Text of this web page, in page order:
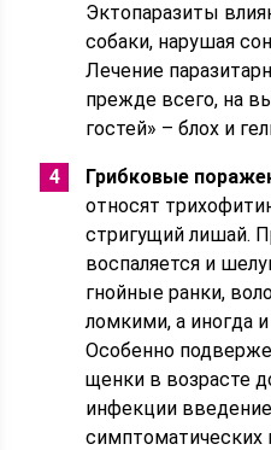
Эктопаразиты
собаки, нарушая
Лечение
прежде всего, на
гостей» – блох и
Грибковые
относят
стригущий лишай.
воспаляется и
гнойные ранки,
ломкими, а иногда
Особенно
щенки в возрасте
инфекции
симптоматических